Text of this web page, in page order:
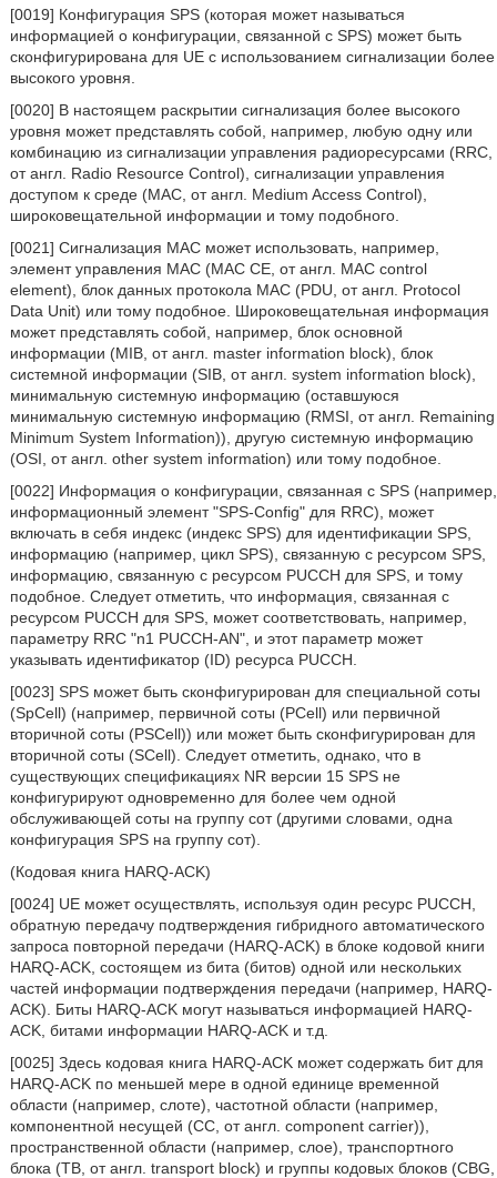
[0019] Конфигурация SPS (которая может называться
информацией о конфигурации, связанной с SPS) может быть
сконфигурирована для UE с использованием сигнализации более
высокого уровня.
[0020] В настоящем раскрытии сигнализация более высокого
уровня может представлять собой, например, любую одну или
комбинацию из сигнализации управления радиоресурсами (RRC,
от англ. Radio Resource Control), сигнализации управления
доступом к среде (MAC, от англ. Medium Access Control),
широковещательной информации и тому подобного.
[0021] Сигнализация MAC может использовать, например,
элемент управления MAC (MAC СЕ, от англ. MAC control
element), блок данных протокола MAC (PDU, от англ. Protocol
Data Unit) или тому подобное. Широковещательная информация
может представлять собой, например, блок основной
информации (MIB, от англ. master information block), блок
системной информации (SIB, от англ. system information block),
минимальную системную информацию (оставшуюся
минимальную системную информацию (RMSI, от англ. Remaining
Minimum System Information)), другую системную информацию
(OSI, от англ. other system information) или тому подобное.
[0022] Информация о конфигурации, связанная с SPS (например,
информационный элемент "SPS-Config" для RRC), может
включать в себя индекс (индекс SPS) для идентификации SPS,
информацию (например, цикл SPS), связанную с ресурсом SPS,
информацию, связанную с ресурсом PUCCH для SPS, и тому
подобное. Следует отметить, что информация, связанная с
ресурсом PUCCH для SPS, может соответствовать, например,
параметру RRC "n1 PUCCH-AN", и этот параметр может
указывать идентификатор (ID) ресурса PUCCH.
[0023] SPS может быть сконфигурирован для специальной соты
(SpCell) (например, первичной соты (PCell) или первичной
вторичной соты (PSCell)) или может быть сконфигурирован для
вторичной соты (SCell). Следует отметить, однако, что в
существующих спецификациях NR версии 15 SPS не
конфигурируют одновременно для более чем одной
обслуживающей соты на группу сот (другими словами, одна
конфигурация SPS на группу сот).
(Кодовая книга HARQ-ACK)
[0024] UE может осуществлять, используя один ресурс PUCCH,
обратную передачу подтверждения гибридного автоматического
запроса повторной передачи (HARQ-ACK) в блоке кодовой книги
HARQ-ACK, состоящем из бита (битов) одной или нескольких
частей информации подтверждения передачи (например, HARQ-
ACK). Биты HARQ-ACK могут называться информацией HARQ-
ACK, битами информации HARQ-ACK и т.д.
[0025] Здесь кодовая книга HARQ-ACK может содержать бит для
HARQ-ACK по меньшей мере в одной единице временной
области (например, слоте), частотной области (например,
компонентной несущей (СС, от англ. component carrier)),
пространственной области (например, слое), транспортного
блока (ТВ, от англ. transport block) и группы кодовых блоков (CBG,